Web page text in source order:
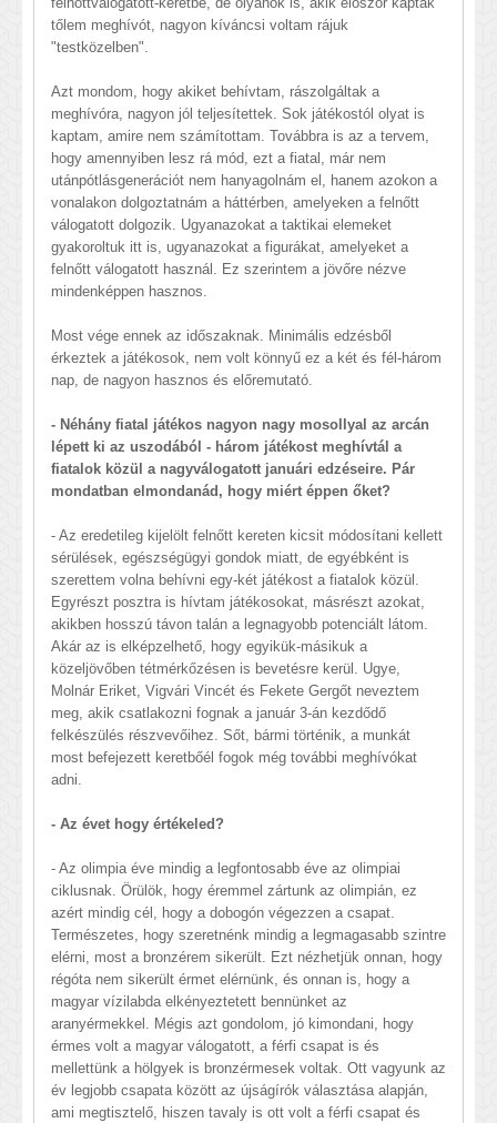
tőlem meghívót, nagyon kíváncsi voltam rájuk
"testközelben".
Azt mondom, hogy akiket behívtam, rászolgáltak a
meghívóra, nagyon jól teljesítettek. Sok játékostól olyat is
kaptam, amire nem számítottam. Továbbra is az a tervem,
hogy amennyiben lesz rá mód, ezt a fiatal, már nem
utánpótlásgenerációt nem hanyagolnám el, hanem azokon a
vonalakon dolgoztatnám a háttérben, amelyeken a felnőtt
válogatott dolgozik. Ugyanazokat a taktikai elemeket
gyakoroltuk itt is, ugyanazokat a figurákat, amelyeket a
felnőtt válogatott használ. Ez szerintem a jövőre nézve
mindenképpen hasznos.
Most vége ennek az időszaknak. Minimális edzésből
érkeztek a játékosok, nem volt könnyű ez a két és fél-három
nap, de nagyon hasznos és előremutató.
- Néhány fiatal játékos nagyon nagy mosollyal az arcán
lépett ki az uszodából - három játékost meghívtál a
fiatalok közül a nagyválogatott januári edzéseire. Pár
mondatban elmondanád, hogy miért éppen őket?
- Az eredetileg kijelölt felnőtt kereten kicsit módosítani kellett
sérülések, egészségügyi gondok miatt, de egyébként is
szerettem volna behívni egy-két játékost a fiatalok közül.
Egyrészt posztra is hívtam játékosokat, másrészt azokat,
akikben hosszú távon talán a legnagyobb potenciált látom.
Akár az is elképzelhető, hogy egyikük-másikuk a
közeljövőben tétmérkőzésen is bevetésre kerül. Ugye,
Molnár Eriket, Vigvári Vincét és Fekete Gergőt neveztem
meg, akik csatlakozni fognak a január 3-án kezdődő
felkészülés részvevőihez. Sőt, bármi történik, a munkát
most befejezett keretbőél fogok még további meghívókat
adni.
- Az évet hogy értékeled?
- Az olimpia éve mindig a legfontosabb éve az olimpiai
ciklusnak. Örülök, hogy éremmel zártunk az olimpián, ez
azért mindig cél, hogy a dobogón végezzen a csapat.
Természetes, hogy szeretnénk mindig a legmagasabb szintre
elérni, most a bronzérem sikerült. Ezt nézhetjük onnan, hogy
régóta nem sikerült érmet elérnünk, és onnan is, hogy a
magyar vízilabda elkényeztetett bennünket az
aranyérmekkel. Mégis azt gondolom, jó kimondani, hogy
érmes volt a magyar válogatott, a férfi csapat is és
mellettünk a hölgyek is bronzérmesek voltak. Ott vagyunk az
év legjobb csapata között az újságírók választása alapján,
ami megtisztelő, hiszen tavaly is ott volt a férfi csapat és